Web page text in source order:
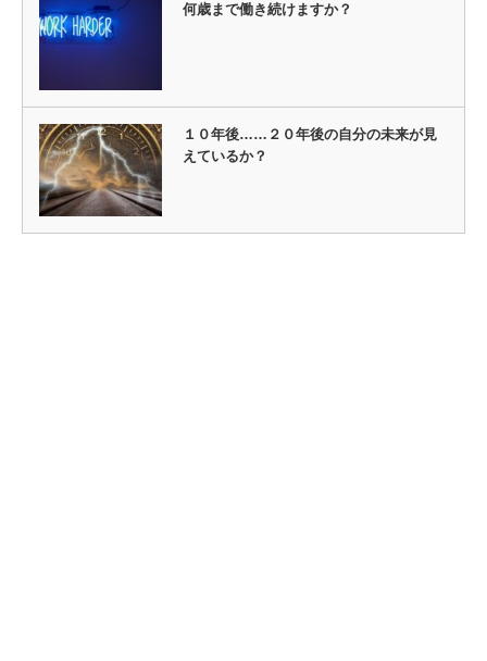
何歳まで働き続けますか？
１０年後……２０年後の自分の未来が見
えているか？